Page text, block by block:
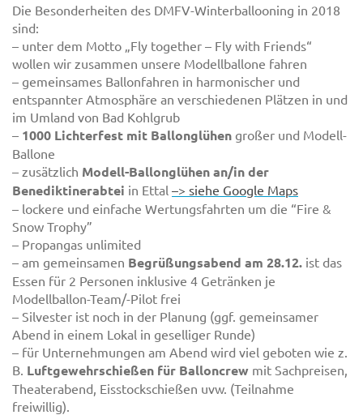
Die Besonderheiten des DMFV-Winterballooning in 2018
sind:
– unter dem Motto „Fly together – Fly with Friends“
wollen wir zusammen unsere Modellballone fahren
– gemeinsames Ballonfahren in harmonischer und
entspannter Atmosphäre an verschiedenen Plätzen in und
im Umland von Bad Kohlgrub
– 1000 Lichterfest mit Ballonglühen großer und Modell-
Ballone
– zusätzlich Modell-Ballonglühen an/in der
Benediktinerabtei in Ettal –> siehe Google Maps
– lockere und einfache Wertungsfahrten um die “Fire &
Snow Trophy”
– Propangas unlimited
– am gemeinsamen Begrüßungsabend am 28.12. ist das
Essen für 2 Personen inklusive 4 Getränken je
Modellballon-Team/-Pilot frei
– Silvester ist noch in der Planung (ggf. gemeinsamer
Abend in einem Lokal in geselliger Runde)
– für Unternehmungen am Abend wird viel geboten wie z.
B. Luftgewehrschießen für Balloncrew mit Sachpreisen,
Theaterabend, Eisstockschießen uvw. (Teilnahme
freiwillig).